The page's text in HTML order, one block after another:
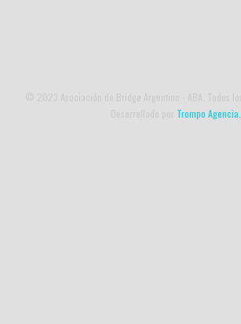
Trompo Agencia.